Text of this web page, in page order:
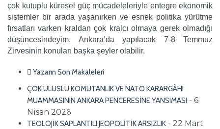
çok kutuplu küresel güç mücadeleleriyle entegre ekonomik
sistemler bir arada yaşanırken ve esnek politika yürütme
fırsatları varken kraldan çok kralcı olmaya gerek olmadığı
düşüncesindeyim. Ankara’da yapılacak 7-8 Temmuz
Zirvesinin konuları başka şeyler olabilir.
Yazarın Son Makaleleri
ÇOK ULUSLU KOMUTANLIK VE NATO KARARGÂHI
MUAMMASININ ANKARA PENCERESİNE YANSIMASI - 6
Nisan 2026
TEOLOJİK SAPLANTILI JEOPOLİTİK ARSIZLIK - 22 Mart